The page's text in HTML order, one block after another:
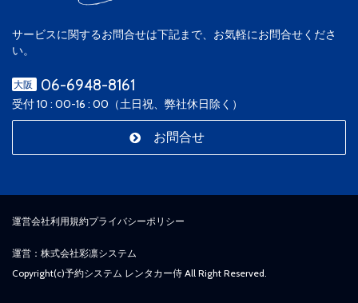
サービスに関するお問合せは下記まで、お気軽にお問合せくださ
い。
大阪 06-6948-8161
受付 10 : 00-16 : 00（土日祝、弊社休日除く）
お問合せ
運営会社利用規約プライバシーポリシー
運営：株式会社彩凛システム
Copyright(c)予約システム レンタカー侍 All Right Reserved.